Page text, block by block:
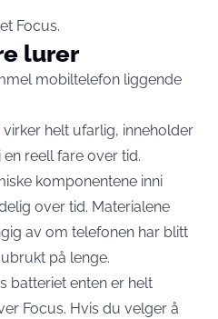
Focus.
lurer
mobiltelefon liggende
helt ufarlig, inneholder
reell fare over tid.
komponentene inni
over tid. Materialene
av om telefonen har blitt
på lenge.
batteriet enten er helt
Focus. Hvis du velger å